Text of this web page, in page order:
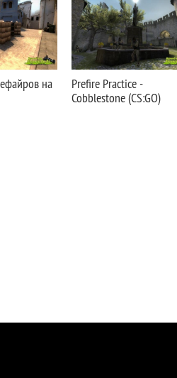
на
Prefire Practice -
Cobblestone (CS:GO)